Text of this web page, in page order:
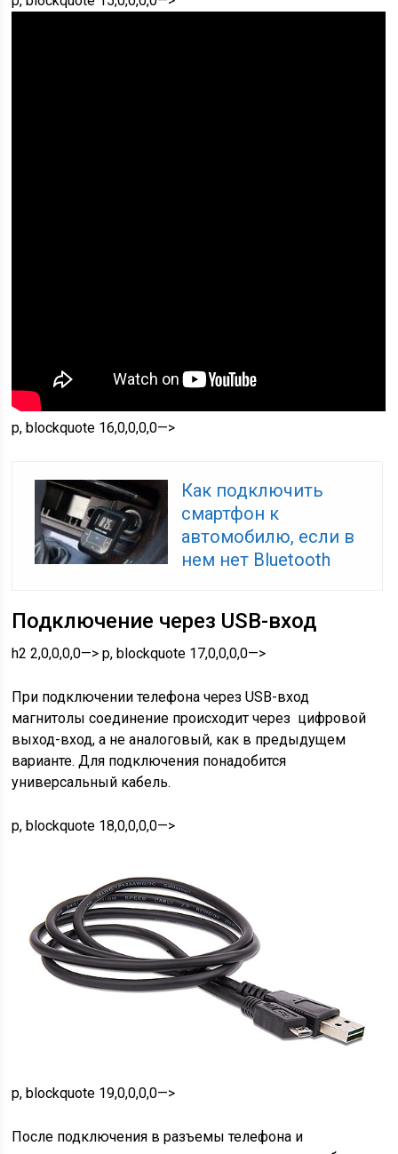
p, blockquote 16,0,0,0,0—>
Как подключить
смартфон к
автомобилю, если в
нем нет Bluetooth
Подключение через USB-вход
h2 2,0,0,0,0—> p, blockquote 17,0,0,0,0—>
При подключении телефона через USB-вход
магнитолы соединение происходит через цифровой
выход-вход, а не аналоговый, как в предыдущем
варианте. Для подключения понадобится
универсальный кабель.
p, blockquote 18,0,0,0,0—>
p, blockquote 19,0,0,0,0—>
После подключения в разъемы телефона и